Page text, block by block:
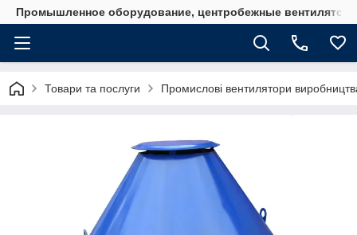
Промышленное оборудование, центробежные
Товари та послуги Промислові вентилятори